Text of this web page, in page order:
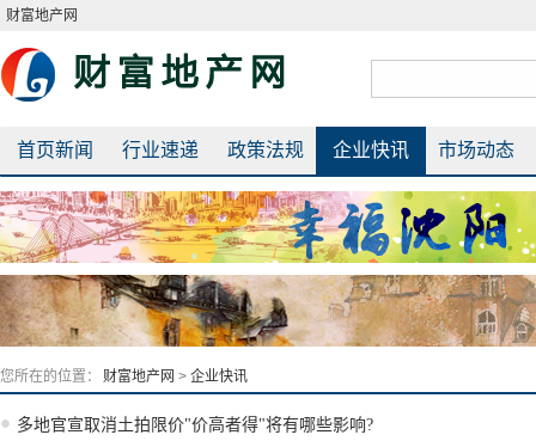
财富地产网
首页新闻 行业速递 政策法规 企业快讯 市场动态
您所在的位置： 财富地产网 > 企业快讯
多地官宣取消土拍限价"价高者得"将有哪些影响?